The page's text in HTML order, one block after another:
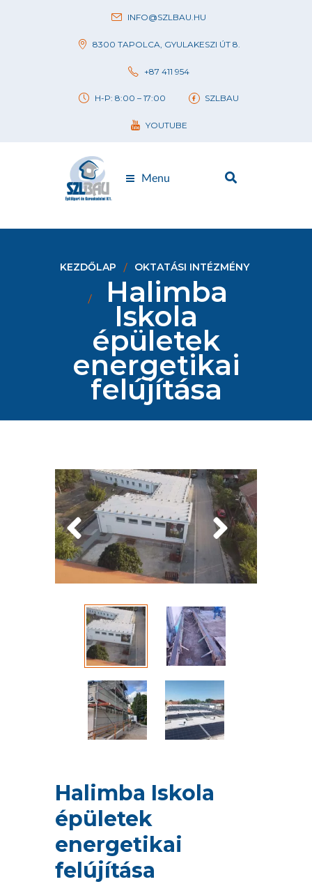
INFO@SZLBAU.HU
8300 TAPOLCA, GYULAKESZI ÚT 8.
+87 411 954
H-P: 8:00 – 17:00 SZLBAU
YOUTUBE
Menu
KEZDŐLAP OKTATÁSI INTÉZMÉNY
Halimba
Iskola
épületek
energetikai
felújítása
Halimba Iskola
épületek
energetikai
felújítása